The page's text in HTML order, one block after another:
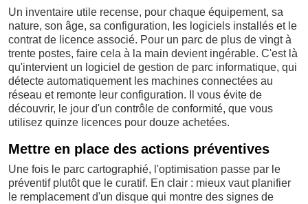
Un inventaire utile recense, pour chaque équipement, sa
nature, son âge, sa configuration, les logiciels installés et le
contrat de licence associé. Pour un parc de plus de vingt à
trente postes, faire cela à la main devient ingérable. C'est là
qu'intervient un logiciel de gestion de parc informatique, qui
détecte automatiquement les machines connectées au
réseau et remonte leur configuration. Il vous évite de
découvrir, le jour d'un contrôle de conformité, que vous
utilisez quinze licences pour douze achetées.
Mettre en place des actions préventives
Une fois le parc cartographié, l'optimisation passe par le
préventif plutôt que le curatif. En clair : mieux vaut planifier
le remplacement d'un disque qui montre des signes de